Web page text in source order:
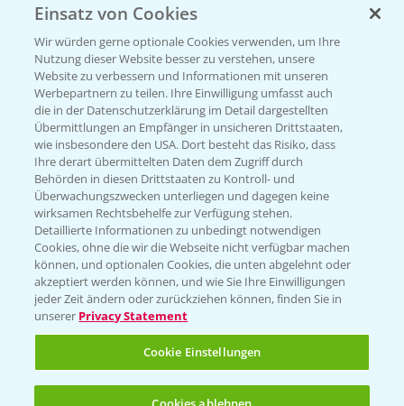
Beratung auf WhatsApp
T.+49 (0)174 346 564 1
KONTAKT
Hilfe in Notfällen
T.+49 (0)214/30-20220
Folgen Sie uns
Einsatz von Cookies
Wir würden gerne optionale Cookies verwenden, um Ihre
Nutzung dieser Website besser zu verstehen, unsere
Website zu verbessern und Informationen mit unseren
Werbepartnern zu teilen. Ihre Einwilligung umfasst auch
die in der Datenschutzerklärung im Detail dargestellten
Übermittlungen an Empfänger in unsicheren Drittstaaten,
wie insbesondere den USA. Dort besteht das Risiko, dass
Ihre derart übermittelten Daten dem Zugriff durch
Behörden in diesen Drittstaaten zu Kontroll- und
Überwachungszwecken unterliegen und dagegen keine
wirksamen Rechtsbehelfe zur Verfügung stehen.
Detaillierte Informationen zu unbedingt notwendigen
Cookies, ohne die wir die Webseite nicht verfügbar machen
können, und optionalen Cookies, die unten abgelehnt oder
akzeptiert werden können, und wie Sie Ihre Einwilligungen
jeder Zeit ändern oder zurückziehen können, finden Sie in
unserer Privacy Statement
Cookie Einstellungen